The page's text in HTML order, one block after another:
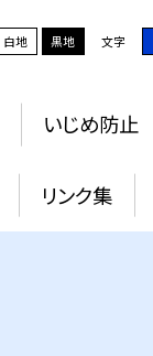
白地 黒地 文字
いじめ防止
リンク集